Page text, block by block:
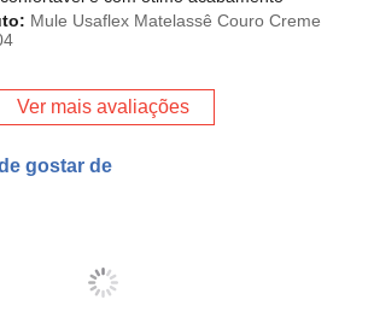
Mule Usaflex Matelassê Couro Creme
Ver mais avaliações
gostar de